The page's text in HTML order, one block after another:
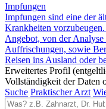
Impfungen
Impfungen sind eine der
Krankheiten
Angebot, von der
Auffrischungen, sowie
Reisen ins Ausland oder
Erweitertes Profil
Vollständigkeit der Daten
Suche Praktischer Arzt